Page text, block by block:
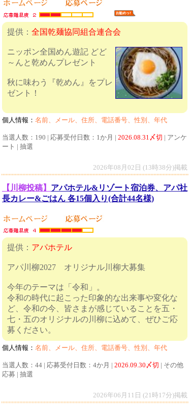
提供： 全国乾麺協同組合連合会
ニッポン全国めん遊記 どど
～んと乾めんプレゼント
秋に味わう『乾めん』をプレ
ゼント！
個人情報： 名前、メール、住所、電話番号、性別、年代
当選人数：190 | 応募受付日数：1か月 | 2026.08.31〆切 | アンケ
ート | 抽選
2026年08月02日 (13時38分)掲載
【川柳投稿】 アパホテル&リゾート宿泊券、アパ社
長カレー&ごはん 各15個入り(合計44名様)
提供： アパホテル
アパ川柳2027 オリジナル川柳大募集
今年のテーマは「令和」。
令和の時代に起こった印象的な出来事や変化な
ど、令和の今、皆さまが感じていることを五・
七・五のオリジナルの川柳に込めて、ぜひご応
募ください。
個人情報： 名前、メール、住所、電話番号、性別、年代
当選人数：44 | 応募受付日数：4か月 | 2026.09.30〆切 | その他
応募 | 抽選
2026年06月11日 (21時17分)掲載